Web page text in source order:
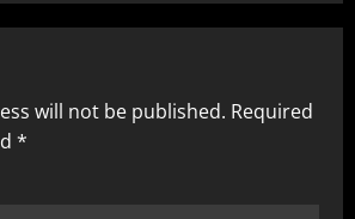
will not be published. Required
*